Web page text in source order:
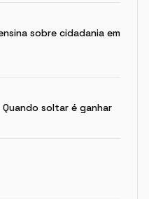
sobre cidadania em
soltar é ganhar